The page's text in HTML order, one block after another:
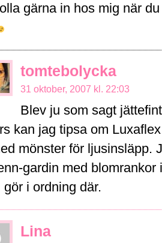
gärna in hos mig när
tomtebolycka
31 oktober, 2007 kl. 22:03
Blev ju som sagt
kan jag tipsa om
mönster för ljusinsläpp.
gardin med
gör i ordning där.
Lina